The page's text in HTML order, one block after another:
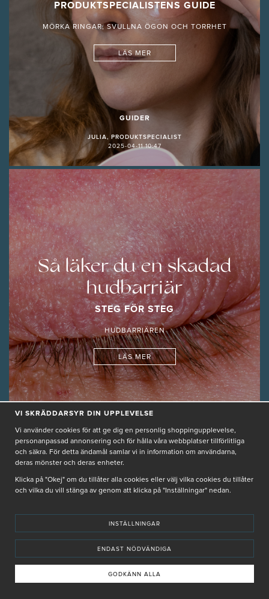
PRODUKTSPECIALISTENS GUIDE
MÖRKA RINGAR, SVULLNA ÖGON OCH TORRHET
LÄS MER
GUIDER
JULIA, PRODUKTSPECIALIST
2025-04-11 10:47
Så läker du en skadad
hudbarriär
STEG FÖR STEG
HUDBARRIÄREN
LÄS MER
JULIA, PRODUKTSPECIALIST
2025-02-12 15:04
Ta bort pormaskar
VI SKRÄDDARSYR DIN UPPLEVELSE
Vi använder cookies för att ge dig en personlig shoppingupplevelse,
personanpassad annonsering och för hålla våra webbplatser tillförlitliga
och säkra. För detta ändamål samlar vi in information om användarna,
deras mönster och deras enheter.
Klicka på "Okej" om du tillåter alla cookies eller välj vilka cookies du tillåter
och vilka du vill stänga av genom att klicka på "Inställningar" nedan.
INSTÄLLNINGAR
ENDAST NÖDVÄNDIGA
GODKÄNN ALLA